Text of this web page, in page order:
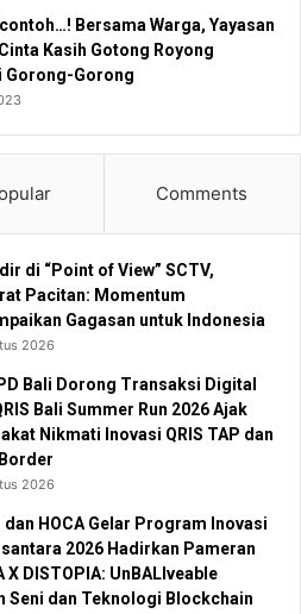
Bersama Warga, Yayasan
Kasih Gotong Royong
Gorong-Gorong
Comments
di “Point of View” SCTV,
Pacitan: Momentum
Gagasan untuk Indonesia
2026
Bali Dorong Transaksi Digital
Bali Summer Run 2026 Ajak
Nikmati Inovasi QRIS TAP dan
2026
dan HOCA Gelar Program Inovasi
2026 Hadirkan Pameran
X DISTOPIA: UnBALIveable
Seni dan Teknologi Blockchain